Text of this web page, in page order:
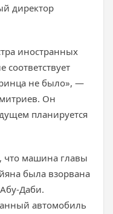
директор
иностранных
не было», —
Он
планируется
что машина главы
была взорвана
Даби.
автомобиль